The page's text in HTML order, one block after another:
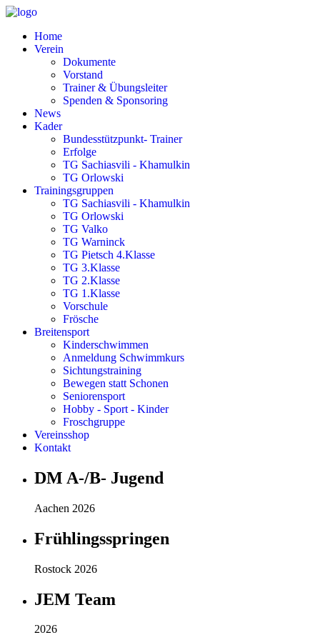
Home
Verein
Dokumente
Vorstand
Trainer & Übungsleiter
Spenden & Sponsoring
News
Kader
Bundesstützpunkt- Trainer
Erfolge
TG Sachiasvili - Khamulkin
TG Orlowski
Trainingsgruppen
TG Sachiasvili - Khamulkin
TG Orlowski
TG Valko
TG Warninck
TG Pietsch 4.Klasse
TG 3.Klasse
TG 2.Klasse
TG 1.Klasse
Vorschule
Frösche
Breitensport
Kinderschwimmen
Anmeldung Schwimmkurs
Sichtungstraining
Bewegen statt Schonen
Seniorensport
Hobby - Sport - Kinder
Froschgruppe
Vereinsshop
Kontakt
DM A-/B- Jugend
Aachen 2026
Frühlingsspringen
Rostock 2026
JEM Team
2026